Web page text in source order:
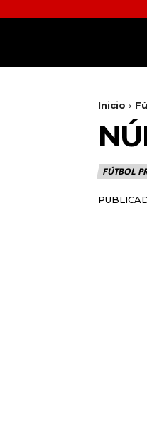
Inicio
FÚTBOL